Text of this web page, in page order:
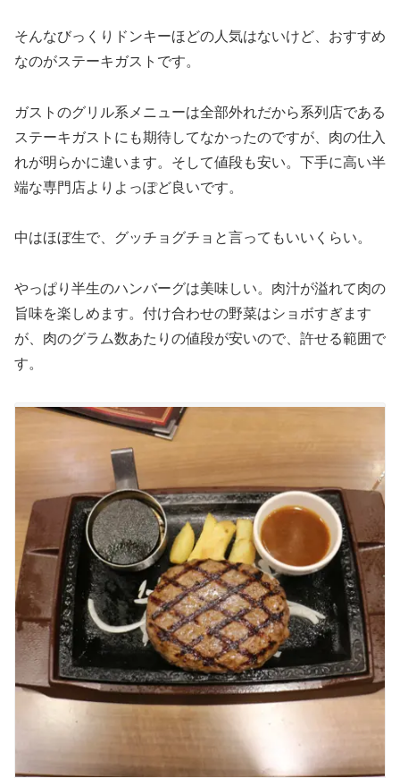
そんなびっくりドンキーほどの人気はないけど、おすすめ
なのがステーキガストです。
ガストのグリル系メニューは全部外れだから系列店である
ステーキガストにも期待してなかったのですが、肉の仕入
れが明らかに違います。そして値段も安い。下手に高い半
端な専門店よりよっぽど良いです。
中はほぼ生で、グッチョグチョと言ってもいいくらい。
やっぱり半生のハンバーグは美味しい。肉汁が溢れて肉の
旨味を楽しめます。付け合わせの野菜はショボすぎます
が、肉のグラム数あたりの値段が安いので、許せる範囲で
す。